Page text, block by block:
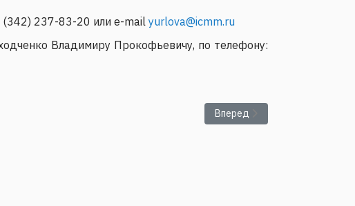
237-83-20 или e-mail yurlova@icmm.ru
Владимиру Прокофьевичу, по телефону:
Следующий: Правила приема
Вперед